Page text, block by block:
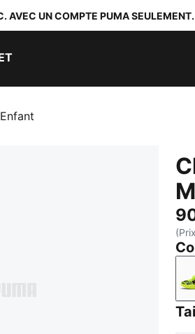
AVEC UN COMPTE PUMA SEULEMENT.